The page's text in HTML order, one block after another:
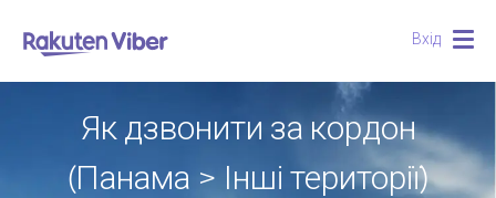
Вхід
Як дзвонити за кордон
(Панама > Інші території)